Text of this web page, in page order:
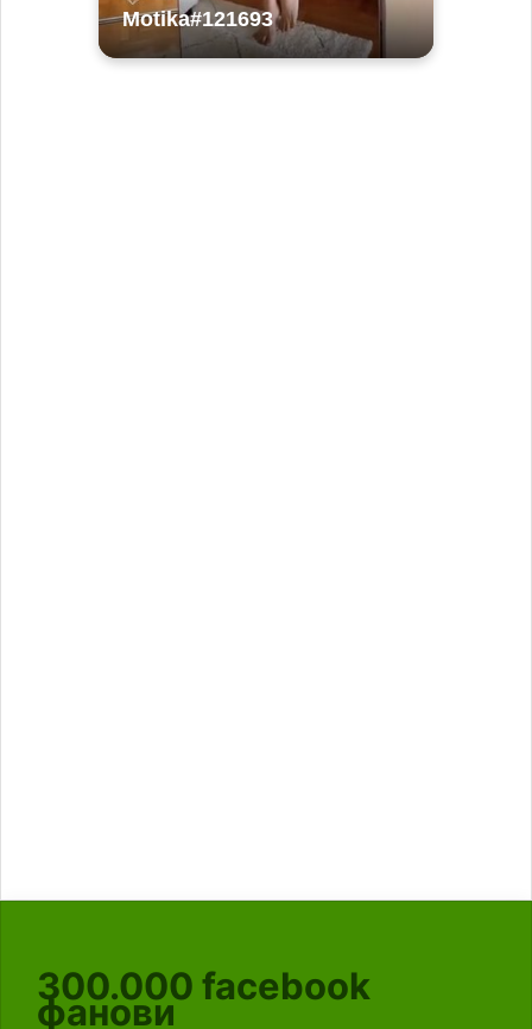
300.000 facebook
фанови